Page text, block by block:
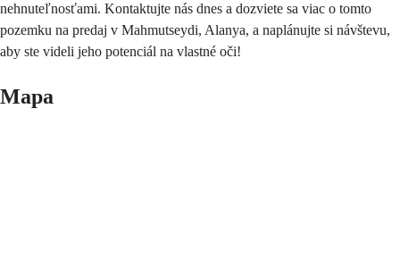
nehnuteľnosťami. Kontaktujte nás dnes a dozviete sa viac o tomto
pozemku na predaj v Mahmutseydi, Alanya, a naplánujte si návštevu,
aby ste videli jeho potenciál na vlastné oči!
Mapa